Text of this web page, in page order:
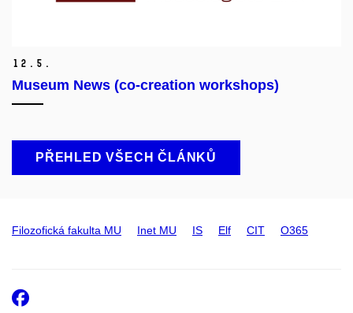
12. 5.
Museum News (co-creation workshops)
PŘEHLED VŠECH ČLÁNKŮ
Filozofická fakulta MU Inet MU IS Elf CIT O365
Facebook